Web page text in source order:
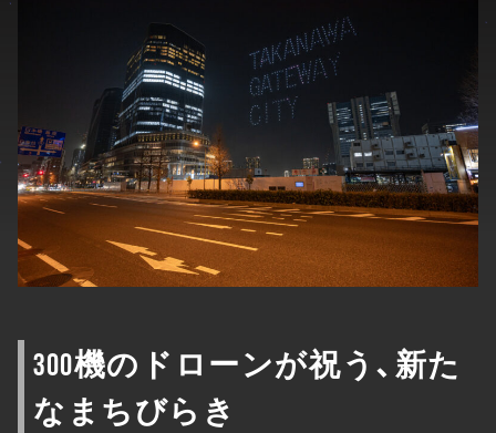
300機のドローンが祝う、新た
なまちびらき